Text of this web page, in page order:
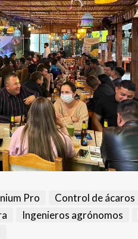
Pro Control de ácaros
Ingenieros agrónomos